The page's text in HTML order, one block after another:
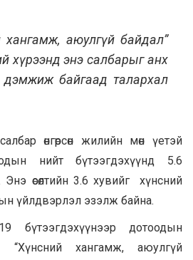
хангамж, аюулгүй байдал”
хүрээнд энэ салбарыг анх
дэмжиж байгаад талархал
өнгөрсөн жилийн мөн үетэй
нийт бүтээгдэхүүнд 5.6
Энэ өсөлтийн 3.6 хувийг хүнсний
үйлдвэрлэл эзэлж байна.
бүтээгдэхүүнээр дотоодын
“Хүнсний хангамж, аюулгүй